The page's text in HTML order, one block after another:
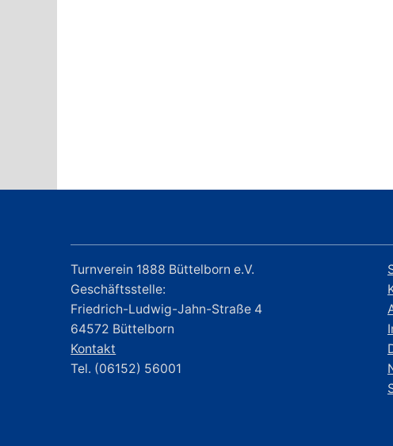
Turnverein 1888 Büttelborn e.V.
Geschäftsstelle:
Friedrich-Ludwig-Jahn-Straße 4
64572 Büttelborn
Kontakt
Tel. (06152) 56001